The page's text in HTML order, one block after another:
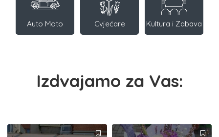
Auto Moto Cvjećare Kultura i Zabava
Izdvajamo za Vas: